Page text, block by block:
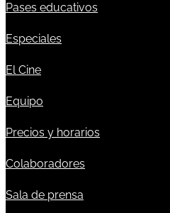
Pases educativos
Especiales
El Cine
Equipo
Precios y horarios
Colaboradores
Sala de prensa